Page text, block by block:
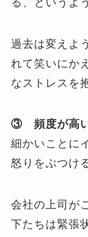
過去は変えよ
れて笑いにか
なストレスを
③ 頻度が高
細かいことに
怒りをぶつけ
会社の上司が
下たちは緊張